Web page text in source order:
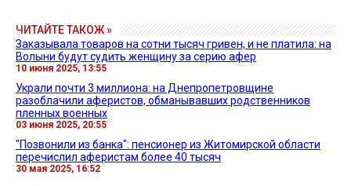
ЧИТАЙТЕ ТАКОЖ »
Заказывала товаров на сотни тысяч гривен, и не платила: на
Волыни будут судить женщину за серию афер
10 июня 2025, 13:55
Украли почти 3 миллиона: на Днепропетровщине
разоблачили аферистов, обманывавших родственников
пленных военных
03 июня 2025, 20:55
"Позвонили из банка": пенсионер из Житомирской области
перечислил аферистам более 40 тысяч
30 мая 2025, 16:52